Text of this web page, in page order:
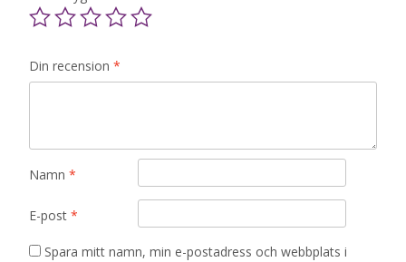
Din recension *
Namn *
E-post *
Spara mitt namn, min e-postadress och webbplats i